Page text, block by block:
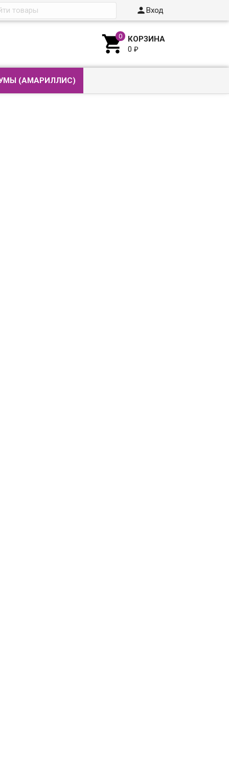
Вход
 КОРЗИНА
0₽
(АМАРИЛЛИС)